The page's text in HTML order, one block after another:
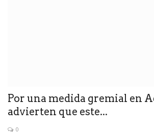
Por una medida gremial en
advierten que este...
0